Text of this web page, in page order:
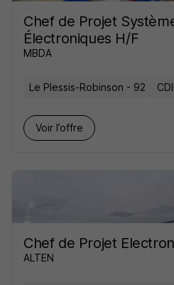
Chef de Projet
Électroniques H/F
MBDA
Le Plessis-Robinson - 92 CDI
Voir l’offre
Chef de Projet
ALTEN